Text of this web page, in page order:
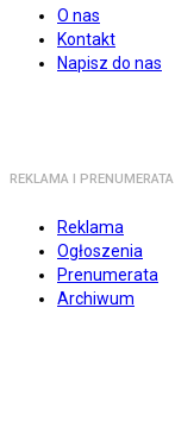
O nas
Kontakt
Napisz do nas
REKLAMA I PRENUMERATA
Reklama
Ogłoszenia
Prenumerata
Archiwum